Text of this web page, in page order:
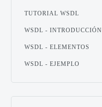
TUTORIAL WSDL
WSDL - INTRODUCCIÓN
WSDL - ELEMENTOS
WSDL - EJEMPLO